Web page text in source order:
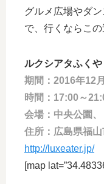
グルメ広場やダ
で、行くならこの
ルクシアタふく
期間：2016年12
時間：17:00～
会場：中央公園
住所：広島県福
http://luxeater.jp/
[map